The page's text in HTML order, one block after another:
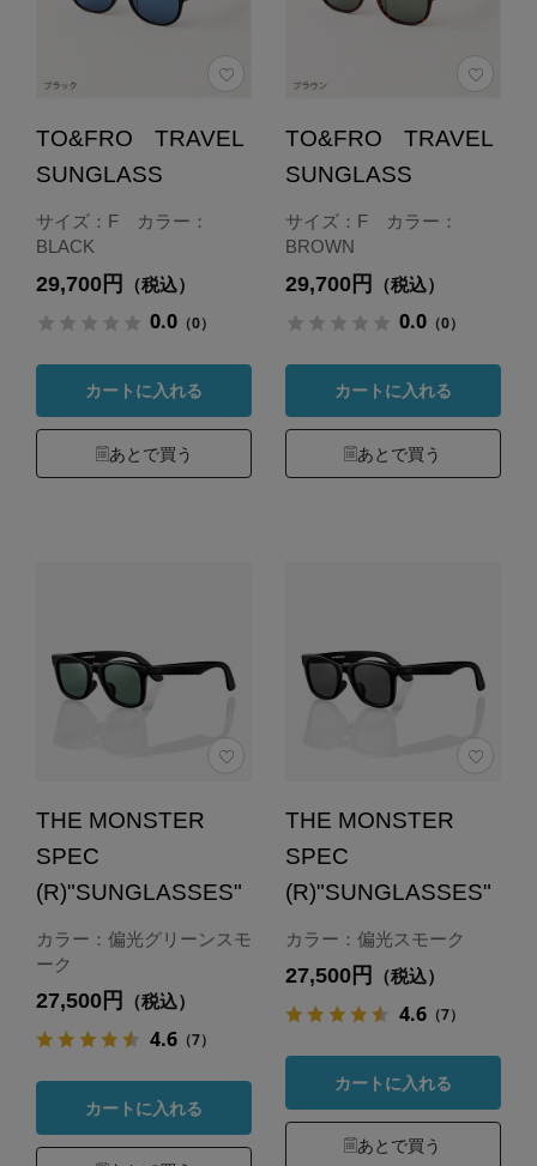
TO&FRO TRAVEL
SUNGLASS
サイズ：F カラー：
BLACK
29,700円 （税込）
0.0（0）
カートに入れる
あとで買う
TO&FRO TRAVEL
SUNGLASS
サイズ：F カラー：
BROWN
29,700円 （税込）
0.0（0）
カートに入れる
あとで買う
THE MONSTER
SPEC
(R)"SUNGLASSES"
カラー：偏光グリーンスモ
ーク
27,500円 （税込）
4.6（7）
カートに入れる
THE MONSTER
SPEC
(R)"SUNGLASSES"
カラー：偏光スモーク
27,500円 （税込）
4.6（7）
カートに入れる
あとで買う